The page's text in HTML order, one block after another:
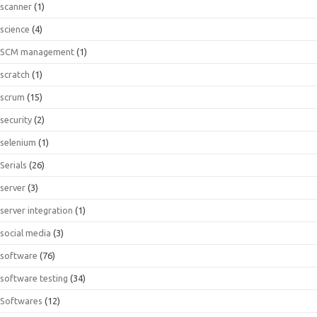
scanner (1)
science (4)
SCM management (1)
scratch (1)
scrum (15)
security (2)
selenium (1)
Serials (26)
server (3)
server integration (1)
social media (3)
software (76)
software testing (34)
Softwares (12)